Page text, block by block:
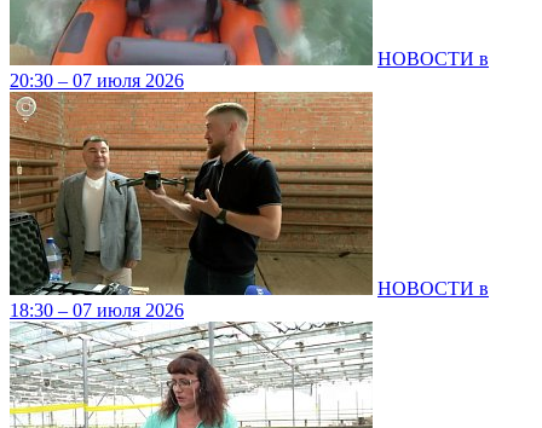
НОВОСТИ в
20:30 – 07 июля 2026
НОВОСТИ в
18:30 – 07 июля 2026